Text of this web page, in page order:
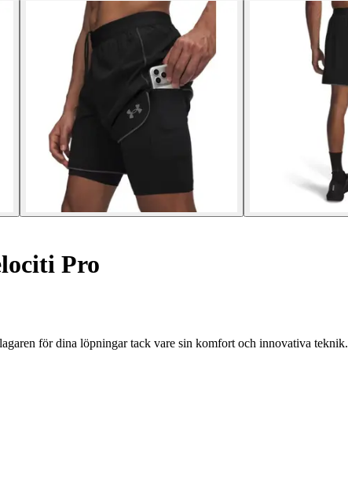
Pro
för dina löpningar tack vare sin komfort och innovativa teknik.